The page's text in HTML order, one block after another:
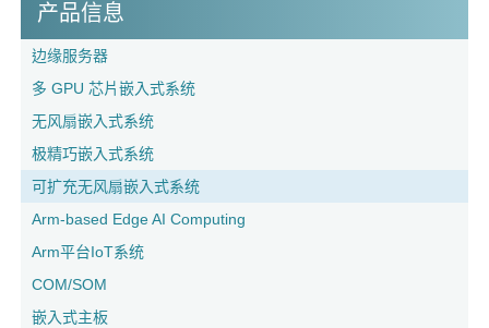
产品信息
边缘服务器
多 GPU 芯片嵌入式系统
无风扇嵌入式系统
极精巧嵌入式系统
可扩充无风扇嵌入式系统
Arm-based Edge AI Computing
Arm平台IoT系统
COM/SOM
嵌入式主板